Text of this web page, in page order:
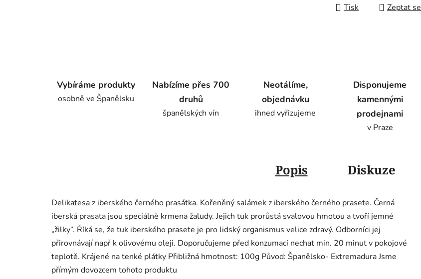
Tisk Zeptat se
Vybíráme produkty
osobně ve Španělsku
Nabízíme přes 700
druhů
španělských vín
Neotálíme,
objednávku
ihned vyřizujeme
Disponujeme
kamennými
prodejnami
v Praze
Popis Diskuze
Delikatesa z iberského černého prasátka. Kořeněný salámek z iberského černého prasete. Černá
iberská prasata jsou speciálně krmena žaludy. Jejich tuk prorůstá svalovou hmotou a tvoří jemné
„žilky“. Říká se, že tuk iberského prasete je pro lidský organismus velice zdravý. Odborníci jej
přirovnávají např k olivovému oleji. Doporučujeme před konzumací nechat min. 20 minut v pokojové
teplotě. Krájené na tenké plátky Přibližná hmotnost: 100g Původ: Španělsko- Extremadura Jsme
přímým dovozcem tohoto produktu